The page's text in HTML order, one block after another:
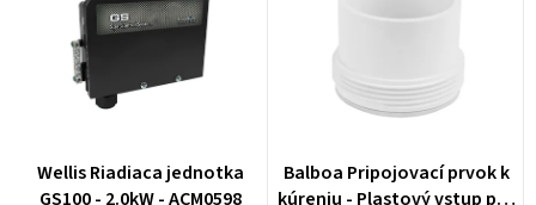
Wellis Riadiaca jednotka
GS100 - 2.0kW - ACM0598
Balboa Pripojovací prvok k
kúreniu - Plastový vstup pre